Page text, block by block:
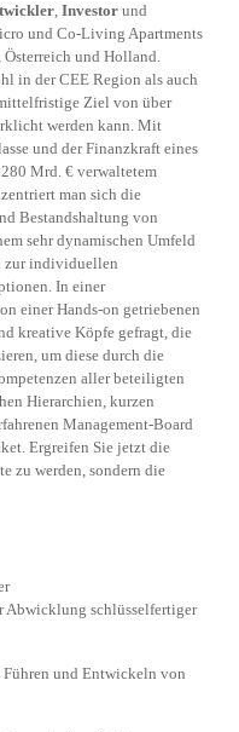
,Investor und
und Co-Living Apartments
Österreich und Holland.
in der CEE Region als auch
Ziel von über
werden kann. Mit
und der Finanzkraft eines
Mrd. € verwaltetem
man sich die
Bestandshaltung von
sehr dynamischen Umfeld
zur individuellen
In einer
einer Hands-on getriebenen
kreative Köpfe gefragt, die
um diese durch die
aller beteiligten
Hierarchien, kurzen
Management-Board
Ergreifen Sie jetzt die
zu werden, sondern die
schlüsselfertiger
und Entwickeln von